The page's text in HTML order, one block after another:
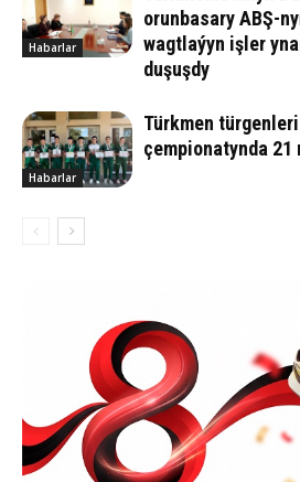
Habarlar
orunbasary ABŞ-
wagtlaýyn işler
duşuşdy
Habarlar
Türkmen
çempionatynda